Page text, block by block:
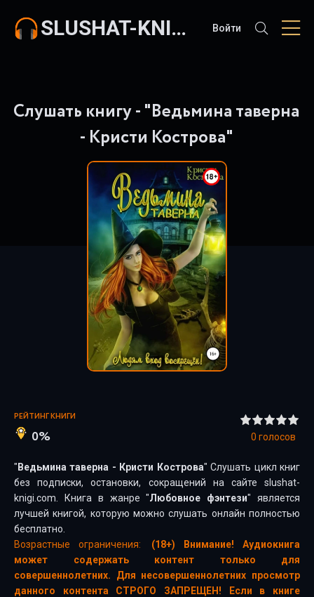
SLUSHAT-KNIGI.COM Войти
Слушать книгу - "Ведьмина таверна
- Кристи Кострова"
РЕЙТИНГ КНИГИ
0% 0 голосов
" Ведьмина таверна - Кристи Кострова" Слушать цикл книг
без подписки, остановки, сокращений на сайте slushat-
knigi.com. Книга в жанре "Любовное фэнтези" является
лучшей книгой, которую можно слушать онлайн полностью
бесплатно.
Возрастные ограничения:
(18+) Внимание! Аудиокнига
может содержать контент только для
совершеннолетних. Для несовершеннолетних просмотр
данного контента СТРОГО ЗАПРЕЩЕН! Если в книге